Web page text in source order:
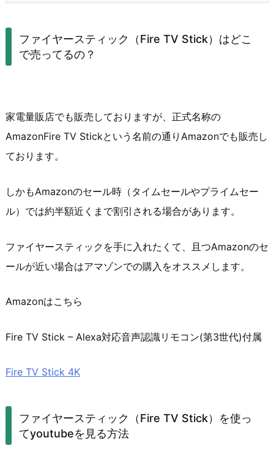
ファイヤースティック（Fire TV Stick）はどこ
で売ってるの？
家電量販店でも販売しておりますが、正式名称の
AmazonFire TV Stickという名前の通りAmazonでも販売し
ております。
しかもAmazonのセール時（タイムセールやプライムセー
ル）では約半額近くまで割引される場合があります。
ファイヤースティックを手に入れたくて、且つAmazonのセ
ールが近い場合はアマゾンでの購入をオススメします。
Amazonはこちら
Fire TV Stick – Alexa対応音声認識リモコン(第3世代)付属
Fire TV Stick 4K
ファイヤースティック（Fire TV Stick）を使っ
てyoutubeを見る方法